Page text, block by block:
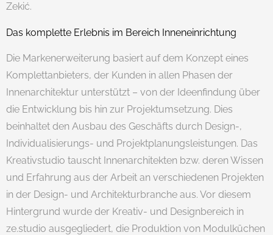
Zekić.
Das komplette Erlebnis im Bereich Inneneinrichtung
Die Markenerweiterung basiert auf dem Konzept eines
Komplettanbieters, der Kunden in allen Phasen der
Innenarchitektur unterstützt – von der Ideenfindung über
die Entwicklung bis hin zur Projektumsetzung. Dies
beinhaltet den Ausbau des Geschäfts durch Design-,
Individualisierungs- und Projektplanungsleistungen. Das
Kreativstudio tauscht Innenarchitekten bzw. deren Wissen
und Erfahrung aus der Arbeit an verschiedenen Projekten
in der Design- und Architekturbranche aus. Vor diesem
Hintergrund wurde der Kreativ- und Designbereich in
ze.studio ausgegliedert, die Produktion von Modulküchen